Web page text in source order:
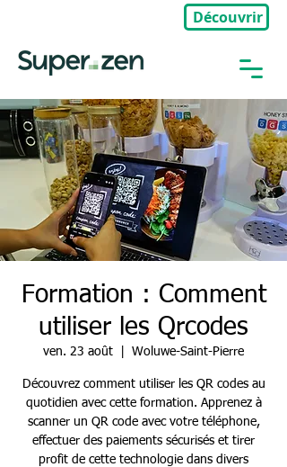
Découvrir
Formation : Comment
utiliser les Qrcodes
ven. 23 août Woluwe-Saint-Pierre
Découvrez comment utiliser les QR codes au
quotidien avec cette formation. Apprenez à
scanner un QR code avec votre téléphone,
effectuer des paiements sécurisés et tirer
profit de cette technologie dans divers